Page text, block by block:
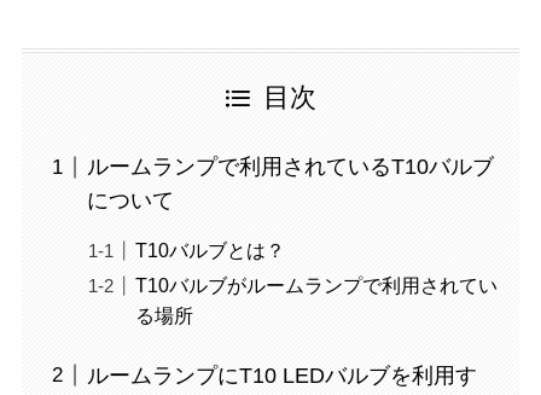
目次
ルームランプで利用されているT10バルブ
について
T10バルブとは？
T10バルブがルームランプで利用されてい
る場所
ルームランプにT10 LEDバルブを利用す